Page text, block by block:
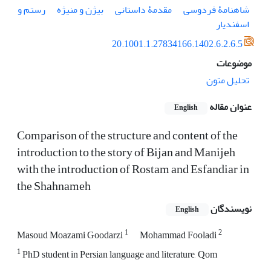
شاهنامۀ فردوسی
مقدمۀ داستانی بیژن و منیژه
رستم و
اسفندیار
20.1001.1.27834166.1402.6.2.6.5
موضوعات
تحلیل متون
عنوان مقاله
English
Comparison of the structure and content of the
introduction to the story of Bijan and Manijeh
with the introduction of Rostam and Esfandiar in
the Shahnameh
نویسندگان English
Masoud Moazami Goodarzi1 Mohammad Fooladi2
1PhD student in Persian language and literature, Qom